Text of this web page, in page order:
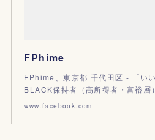
FPhime
FPhime、東京都 千代田区 - 「い
BLACK保持者（高所得者・富裕
www.facebook.com